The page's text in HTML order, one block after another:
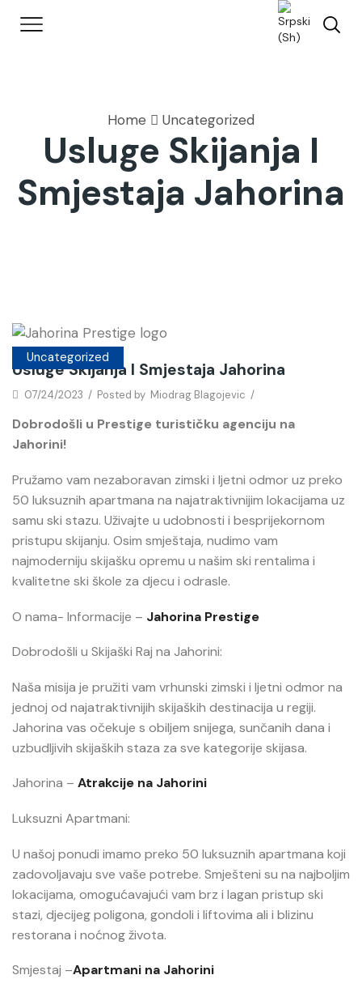
Home Uncategorized
Usluge Skijanja I
Smjestaja Jahorina
Uncategorized
Usluge Skijanja I Smjestaja Jahorina
07/24/2023 / Posted by Miodrag Blagojevic /
Dobrodošli u Prestige turističku agenciju na
Jahorini!
Pružamo vam nezaboravan zimski i ljetni odmor uz preko
50 luksuznih apartmana na najatraktivnijim lokacijama uz
samu ski stazu. Uživajte u udobnosti i besprijekornom
pristupu skijanju. Osim smještaja, nudimo vam
najmoderniju skijašku opremu u našim ski rentalima i
kvalitetne ski škole za djecu i odrasle.
O nama- Informacije – Jahorina Prestige
Dobrodošli u Skijaški Raj na Jahorini:
Naša misija je pružiti vam vrhunski zimski i ljetni odmor na
jednoj od najatraktivnijih skijaških destinacija u regiji.
Jahorina vas očekuje s obiljem snijega, sunčanih dana i
uzbudljivih skijaških staza za sve kategorije skijasa.
Jahorina – Atrakcije na Jahorini
Luksuzni Apartmani:
U našoj ponudi imamo preko 50 luksuznih apartmana koji
zadovoljavaju sve vaše potrebe. Smješteni su na najboljim
lokacijama, omogućavajući vam brz i lagan pristup ski
stazi, djecijeg poligona, gondoli i liftovima ali i blizinu
restorana i noćnog života.
Smjestaj –Apartmani na Jahorini